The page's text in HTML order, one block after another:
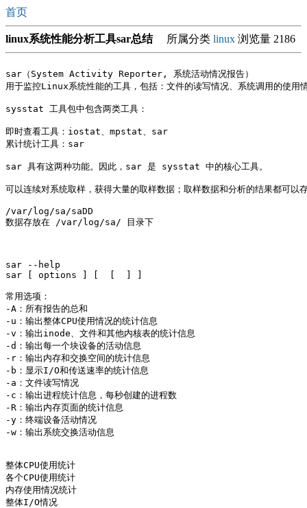
首页
linux系统性能分析工具sar总结所属分类 linux 浏览量 2186
sar（System Activity Reporter, 系统活动情况报告）
用于监控Linux系统性能的工具，包括：文件的读写情况、系统调用的使
sysstat 工具包中包含两类工具：
即时查看工具：iostat、mpstat、sar
累计统计工具：sar
sar 具有这两种功能。因此，sar 是 sysstat 中的核心工具。
可以连续对系统取样，获得大量的取样数据；取样数据和分析的结果都可以
/var/log/sa/saDD
数据存放在 /var/log/sa/ 目录下
sar --help
sar [ options ] [
常用选项：
-A：所有报告的总和
-u：输出整体CPU使用情况的统计信息
-v：输出inode、文件和其他内核表的统计信息
-d：输出每一个块设备的活动信息
-r：输出内存和交换空间的统计信息
-b：显示I/O和传送速率的统计信息
-a：文件读写情况
-c：输出进程统计信息，每秒创建的进程数
-R：输出内存页面的统计信息
-y：终端设备活动情况
-w：输出系统交换活动信息
整体CPU使用统计
各个CPU使用统计
内存使用情况统计
整体I/O情况